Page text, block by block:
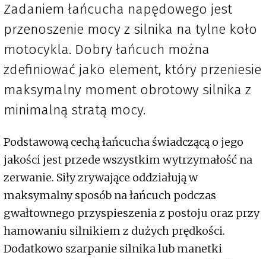
Zadaniem łańcucha napędowego jest
przenoszenie mocy z silnika na tylne koło
motocykla. Dobry łańcuch można
zdefiniować jako element, który przeniesie
maksymalny moment obrotowy silnika z
minimalną stratą mocy.
Podstawową cechą łańcucha świadczącą o jego
jakości jest przede wszystkim wytrzymałość na
zerwanie. Siły zrywające oddziałują w
maksymalny sposób na łańcuch podczas
gwałtownego przyspieszenia z postoju oraz przy
hamowaniu silnikiem z dużych prędkości.
Dodatkowo szarpanie silnika lub manetki